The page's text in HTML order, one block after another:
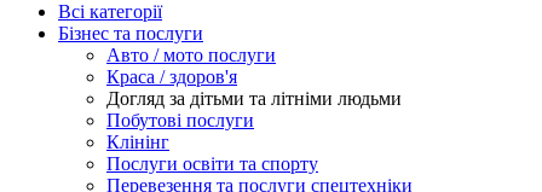
Всі категорії
Бізнес та послуги
Авто / мото послуги
Краса / здоров'я
Догляд за дітьми та літніми людьми
Побутові послуги
Клінінг
Послуги освіти та спорту
Перевезення та послуги спецтехніки